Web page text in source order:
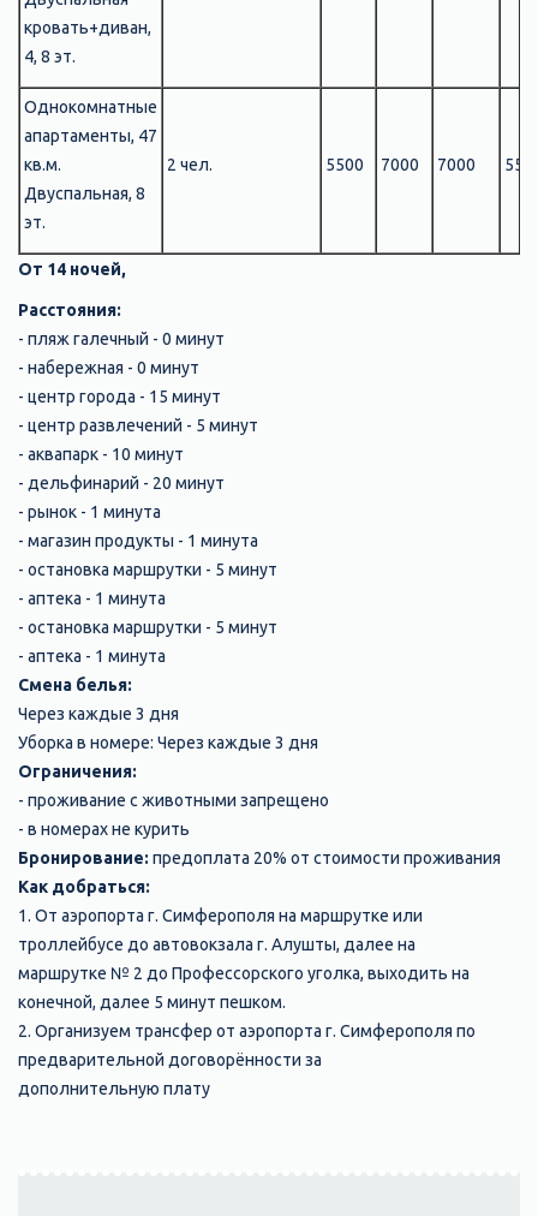
кровать+диван,
4, 8 эт.
Однокомнатные
апартаменты, 47
кв.м.
Двуспальная, 8
эт.
2 чел. 5500 7000 7000
От 14 ночей,
Расстояния:
- пляж галечный - 0 минут
- набережная - 0 минут
- центр города - 15 минут
- центр развлечений - 5 минут
- аквапарк - 10 минут
- дельфинарий - 20 минут
- рынок - 1 минута
- магазин продукты - 1 минута
- остановка маршрутки - 5 минут
- аптека - 1 минута
- остановка маршрутки - 5 минут
- аптека - 1 минута
Смена белья:
Через каждые 3 дня
Уборка в номере: Через каждые 3 дня
Ограничения:
- проживание с животными запрещено
- в номерах не курить
Бронирование: предоплата 20% от стоимости проживания
Как добраться:
1. От аэропорта г. Симферополя на маршрутке или
троллейбусе до автовокзала г. Алушты, далее на
маршрутке № 2 до Профессорского уголка, выходить на
конечной, далее 5 минут пешком.
2. Организуем трансфер от аэропорта г. Симферополя по
предварительной договорённости за
дополнительную плату